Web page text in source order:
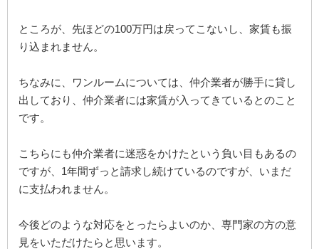
ところが、先ほどの100万円は戻ってこないし、家賃も振
り込まれません。
ちなみに、ワンルームについては、仲介業者が勝手に貸し
出しており、仲介業者には家賃が入ってきているとのこと
です。
こちらにも仲介業者に迷惑をかけたという負い目もあるの
ですが、1年間ずっと請求し続けているのですが、いまだ
に支払われません。
今後どのような対応をとったらよいのか、専門家の方の意
見をいただけたらと思います。